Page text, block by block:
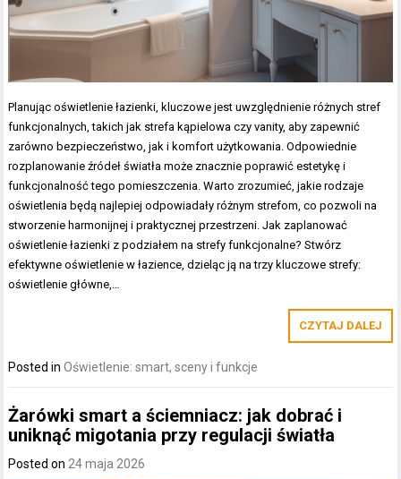
Planując oświetlenie łazienki, kluczowe jest uwzględnienie różnych stref
funkcjonalnych, takich jak strefa kąpielowa czy vanity, aby zapewnić
zarówno bezpieczeństwo, jak i komfort użytkowania. Odpowiednie
rozplanowanie źródeł światła może znacznie poprawić estetykę i
funkcjonalność tego pomieszczenia. Warto zrozumieć, jakie rodzaje
oświetlenia będą najlepiej odpowiadały różnym strefom, co pozwoli na
stworzenie harmonijnej i praktycznej przestrzeni. Jak zaplanować
oświetlenie łazienki z podziałem na strefy funkcjonalne? Stwórz
efektywne oświetlenie w łazience, dzieląc ją na trzy kluczowe strefy:
oświetlenie główne,…
CZYTAJ DALEJ
Posted inOświetlenie: smart, sceny i funkcje
Żarówki smart a ściemniacz: jak dobrać i
uniknąć migotania przy regulacji światła
Posted on 24 maja 2026